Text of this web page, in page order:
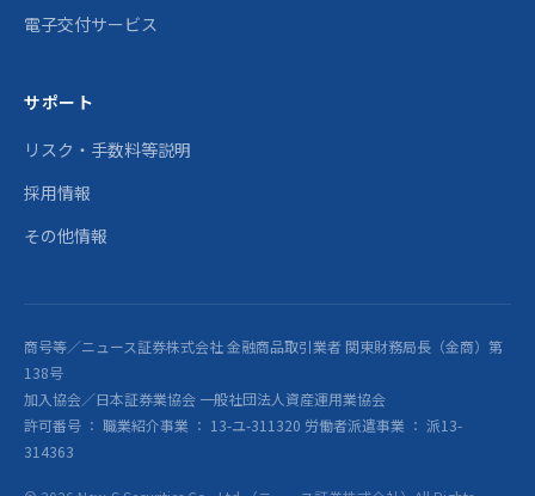
電子交付サービス
サポート
リスク・手数料等説明
採用情報
その他情報
商号等／ニュース証券株式会社 金融商品取引業者 関東財務局長（金商）第
138号
加入協会／日本証券業協会 一般社団法人資産運用業協会
許可番号 ： 職業紹介事業 ： 13-ユ-311320 労働者派遣事業 ： 派13-
314363